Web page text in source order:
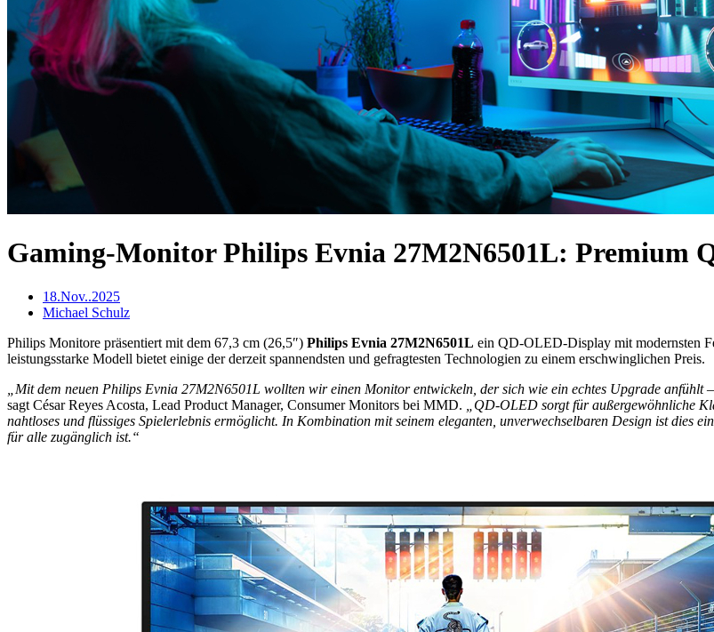
Gaming-Monitor Philips Evnia 27M2N6501L: Premium
18.Nov..2025
Michael Schulz
Philips Monitore präsentiert mit dem 67,3 cm (26,5″) Philips Evnia 27M2N6501L ein QD-OLED-Display mit modernsten
leistungsstarke Modell bietet einige der derzeit spannendsten und gefragtesten Technologien zu einem erschwinglichen Preis.
„Mit dem neuen Philips Evnia 27M2N6501L wollten wir einen Monitor entwickeln, der sich wie ein echtes Upgrade
sagt César Reyes Acosta, Lead Product Manager, Consumer Monitors bei MMD.
„QD-OLED sorgt für außergewöhnliche
nahtloses und flüssiges Spielerlebnis ermöglicht. In Kombination mit seinem eleganten, unverwechselbaren Design ist dies
für alle zugänglich ist.“